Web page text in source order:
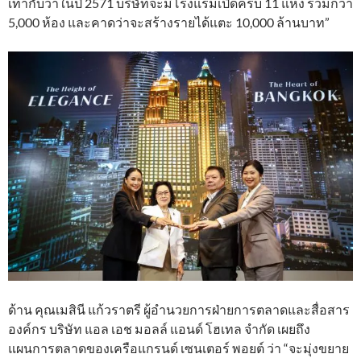
5,000 ห้อง และคาดว่าจะสร้างรายได้แตะ 10,000 ล้านบาท”
ด้าน คุณเมสินี แก้วราตรี ผู้อำนวยการฝ่ายการตลาดและสื่อสาร
องค์กร บริษัท แอล เอช มอลล์ แอนด์ โฮเทล จำกัด เผยถึง
แผนการตลาดของเครือแกรนด์ เซนเตอร์ พอยต์ ว่า “จะมุ่งขยาย